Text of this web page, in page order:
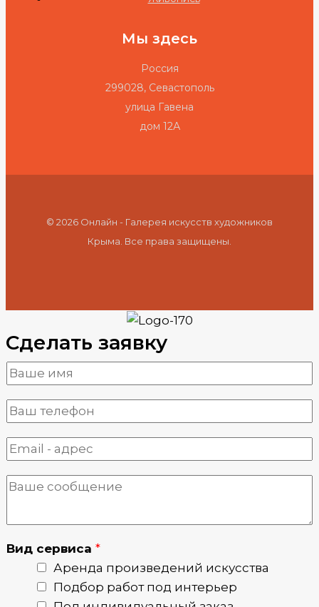
Мы здесь
Россия
299028, Севастополь
улица Гавена
дом 12А
© 2026 Онлайн - Галерея искусств художников
Крыма. Все права защищены.
Сделать заявку
Вид сервиса *
Аренда произведений искусства
Подбор работ под интерьер